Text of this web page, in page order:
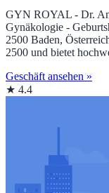
GYN ROYAL - Dr.
Gynäkologie -
2500 Baden,
2500 und bietet
Geschäft ansehen »
★ 4.4